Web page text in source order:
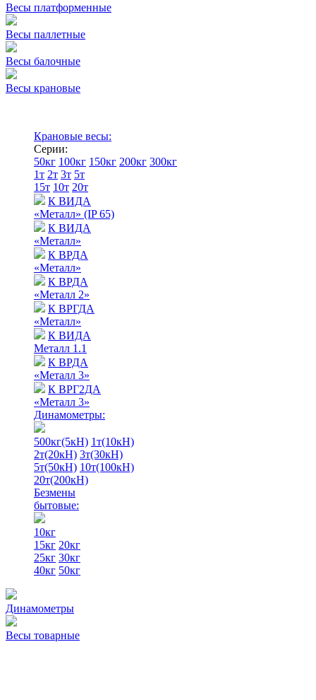
Весы платформенные
Весы паллетные
Весы балочные
Весы крановые
Крановые весы:
Серии:
50кг 100кг 150кг 200кг 300кг
1т 2т 3т 5т
15т 10т 20т
К ВИДА
«Металл» (IP 65)
К ВИДА
«Металл»
К ВРДА
«Металл»
К ВРДА
«Металл 2»
К ВРГДА
«Металл»
К ВИДА
Металл 1.1
К ВРДА
«Металл 3»
К ВРГ2ДА
«Металл 3»
Динамометры:
500кг(5кН) 1т(10кН)
2т(20кН) 3т(30кН)
5т(50кН) 10т(100кН)
20т(200кН)
Безмены
бытовые:
10кг
15кг 20кг
25кг 30кг
40кг 50кг
Динамометры
Весы товарные